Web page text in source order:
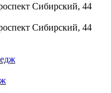
Сибирский, 44
Сибирский, 44